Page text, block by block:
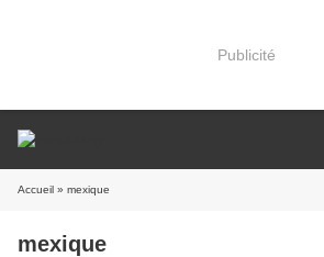
Publicité
Accueil » mexique
mexique